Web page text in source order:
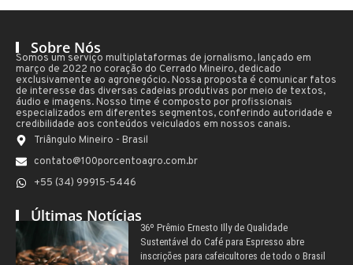
Sobre Nós
Somos um serviço multiplataformas de jornalismo, lançado em
março de 2022 no coração do Cerrado Mineiro, dedicado
exclusivamente ao agronegócio. Nossa proposta é comunicar fatos
de interesse das diversas cadeias produtivas por meio de textos,
áudio e imagens. Nosso time é composto por profissionais
especializados em diferentes segmentos, conferindo autoridade e
credibilidade aos conteúdos veiculados em nossos canais.
Triângulo Mineiro - Brasil
contato@100porcentoagro.com.br
+55 (34) 99915-5446
Últimas Notícias
36º Prêmio Ernesto Illy de Qualidade
Sustentável do Café para Espresso abre
inscrições para cafeicultores de todo o Brasil